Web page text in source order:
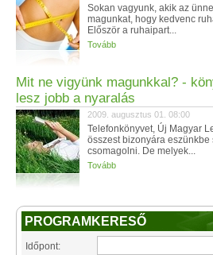
Sokan vagyunk, akik az
magunkat, hogy kedvenc
Először a ruhaipart...
Tovább
Mit ne vigyünk magunkkal? -
lesz jobb a nyaralás
2009. augusztus 01. 08:00
Telefonkönyvet, Új Magyar
összest bizonyára
csomagolni. De melyek...
Tovább
PROGRAMKERESŐ
Időpont: